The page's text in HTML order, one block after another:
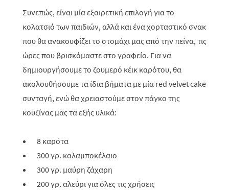
Συνεπώς, είναι μία εξαιρετική επιλογή για το
κολατσιό των παιδιών, αλλά και ένα χορταστικό σνακ
που θα ανακουφίζει το στομάχι μας από την πείνα, τις
ώρες που βρισκόμαστε στο γραφείο. Για να
δημιουργήσουμε το ζουμερό κέικ καρότου, θα
ακολουθήσουμε τα ίδια βήματα με μία red velvetcake
συνταγή, ενώ θα χρειαστούμε στον πάγκο της
κουζίνας μας τα εξής υλικά:
8 καρότα
300 γρ. καλαμποκέλαιο
300 γρ. μαύρη ζάχαρη
200 γρ. αλεύρι για όλες τις χρήσεις